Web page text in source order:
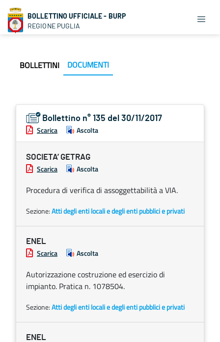
BOLLETTINO UFFICIALE - BURP
REGIONE PUGLIA
BOLLETTINI DOCUMENTI
Bollettino n° 135 del 30/11/2017
Scarica Ascolta
SOCIETA’ GETRAG
Scarica Ascolta
Procedura di verifica di assoggettabilità a VIA.
Sezione:Atti degli enti locali e degli enti pubblici e privati
ENEL
Scarica Ascolta
Autorizzazione costruzione ed esercizio di
impianto. Pratica n. 1078504.
Sezione:Atti degli enti locali e degli enti pubblici e privati
ENEL